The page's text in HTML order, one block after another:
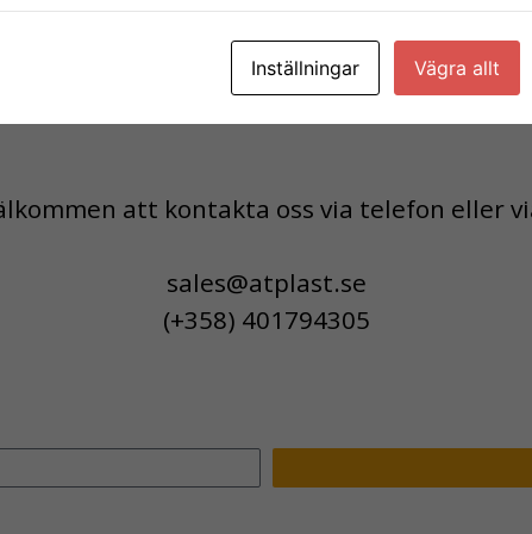
RT kort
att kontakta oss via telefon eller
sales@atplast.se
(+358) 401794305
Inställningar Vägra allt